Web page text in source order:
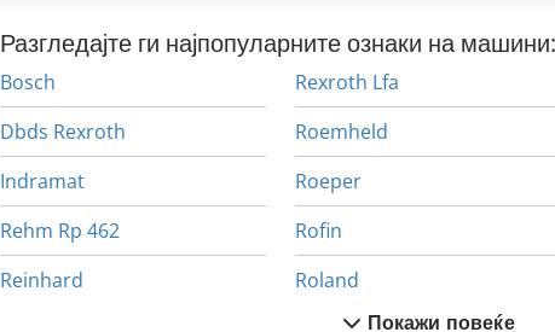
Разгледајте ги најпопуларните ознаки на машини:
Bosch
Dbds Rexroth
Indramat
Rehm Rp 462
Reinhard
Rexroth Lfa
Roemheld
Roeper
Rofin
Roland
Покажи повеќе